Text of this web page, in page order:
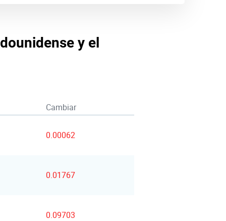
y el
Cambiar
0.00062
0.01767
0.09703